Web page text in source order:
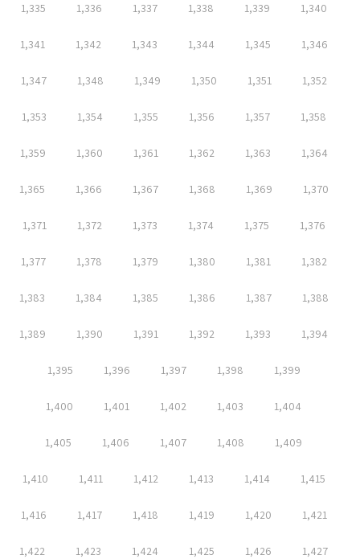
1,335 1,336 1,337 1,338 1,339 1,340
1,341 1,342 1,343 1,344 1,345 1,346
1,347 1,348 1,349 1,350 1,351 1,352
1,353 1,354 1,355 1,356 1,357 1,358
1,359 1,360 1,361 1,362 1,363 1,364
1,365 1,366 1,367 1,368 1,369 1,370
1,371 1,372 1,373 1,374 1,375 1,376
1,377 1,378 1,379 1,380 1,381 1,382
1,383 1,384 1,385 1,386 1,387 1,388
1,389 1,390 1,391 1,392 1,393 1,394
1,395 1,396 1,397 1,398 1,399
1,400 1,401 1,402 1,403 1,404
1,405 1,406 1,407 1,408 1,409
1,410 1,411 1,412 1,413 1,414 1,415
1,416 1,417 1,418 1,419 1,420 1,421
1,422 1,423 1,424 1,425 1,426 1,427